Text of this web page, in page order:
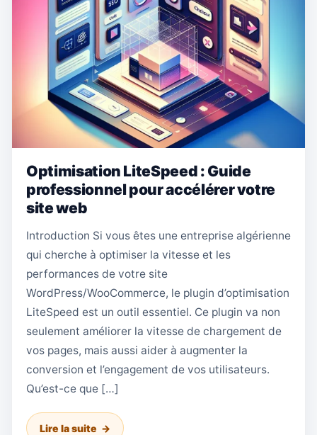
Optimisation LiteSpeed : Guide
professionnel pour accélérer votre
site web
Introduction Si vous êtes une entreprise algérienne
qui cherche à optimiser la vitesse et les
performances de votre site
WordPress/WooCommerce, le plugin d’optimisation
LiteSpeed est un outil essentiel. Ce plugin va non
seulement améliorer la vitesse de chargement de
vos pages, mais aussi aider à augmenter la
conversion et l’engagement de vos utilisateurs.
Qu’est-ce que […]
Lire la suite